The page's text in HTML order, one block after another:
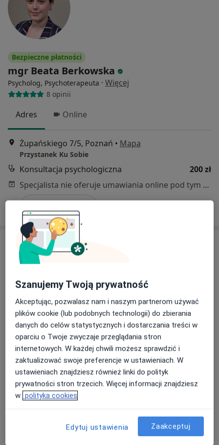
Bezpieczne płatności
mgr Beata Berkowska
Psycholog, Psychoterapeuta · Więcej
8 opinii
Adres Online
Żupańskiego 7/5, Poznań • Mapa
Przystanek Ku Sobie
Konsultacja psychologiczna
200 zł
Specjalista nie oferuje umawiania online pod tym adresem.
Bezpieczne płatności
mgr Magdalena Duchnowska
Dietetyk · Więcej
37 opinii
Adres 1 Adres 2 Online
Dietoterapia Magdalena Duchnowska
Konsultacja dietetyczna
Szanujemy Twoją prywatność
Akceptując, pozwalasz nam i naszym partnerom używać
plików cookie (lub podobnych technologii) do zbierania
danych do celów statystycznych i dostarczania treści w
oparciu o Twoje zwyczaje przeglądania stron
internetowych. W każdej chwili możesz sprawdzić i
zaktualizować swoje preferencje w ustawieniach. W
ustawieniach znajdziesz również linki do polityk
prywatności stron trzecich. Więcej informacji znajdziesz
w polityka cookies
Edytuj ustawienia Zaakceptuj